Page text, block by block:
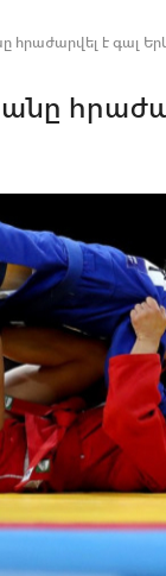
հրաժարվել է գալ